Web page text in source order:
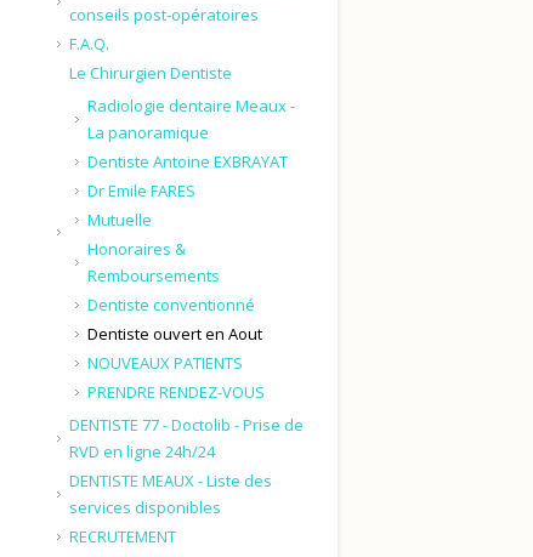
conseils post-opératoires
F.A.Q.
Le Chirurgien Dentiste
Radiologie dentaire Meaux -
La panoramique
Dentiste Antoine EXBRAYAT
Dr Emile FARES
Mutuelle
Honoraires &
Remboursements
Dentiste conventionné
Dentiste ouvert en Aout
NOUVEAUX PATIENTS
PRENDRE RENDEZ-VOUS
DENTISTE 77 - Doctolib - Prise de
RVD en ligne 24h/24
DENTISTE MEAUX - Liste des
services disponibles
RECRUTEMENT